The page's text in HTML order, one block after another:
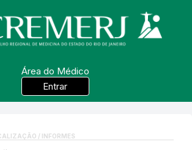
Área do Médico
Entrar
/ INFORMES